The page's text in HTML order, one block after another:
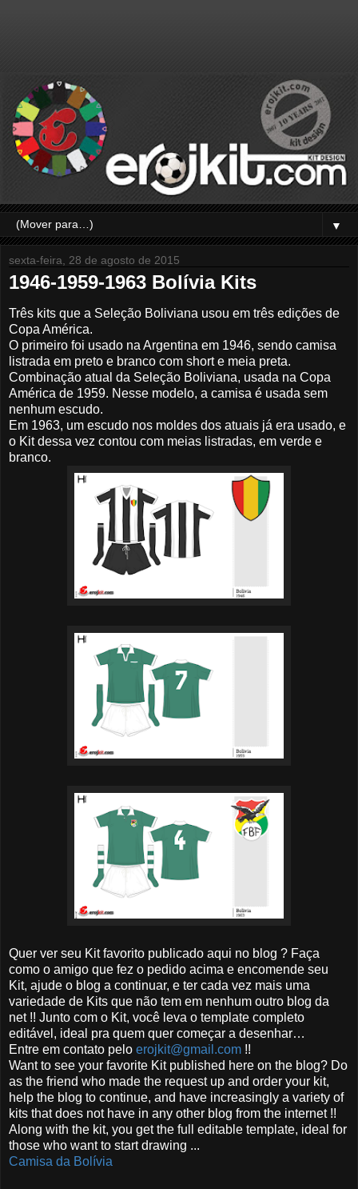
▼
sexta-feira, 28 de agosto de 2015
1946-1959-1963 Bolívia Kits
Três kits que a Seleção Boliviana usou em três edições de
Copa América.
O primeiro foi usado na Argentina em 1946, sendo camisa
listrada em preto e branco com short e meia preta.
Combinação atual da Seleção Boliviana, usada na Copa
América de 1959. Nesse modelo, a camisa é usada sem
nenhum escudo.
Em 1963, um escudo nos moldes dos atuais já era usado, e
o Kit dessa vez contou com meias listradas, em verde e
branco.
Quer ver seu Kit favorito publicado aqui no blog ? Faça
como o amigo que fez o pedido acima e encomende seu
Kit, ajude o blog a continuar, e ter cada vez mais uma
variedade de Kits que não tem em nenhum outro blog da
net !! Junto com o Kit, você leva o template completo
editável, ideal pra quem quer começar a desenhar…
Entre em contato pelo erojkit@gmail.com !!
Want to see your favorite Kit published here on the blog? Do
as the friend who made the request up and order your kit,
help the blog to continue, and have increasingly a variety of
kits that does not have in any other blog from the internet !!
Along with the kit, you get the full editable template, ideal for
those who want to start drawing ...
Camisa da Bolívia